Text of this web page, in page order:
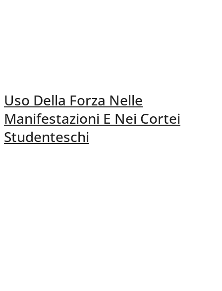
Uso Della Forza Nelle
Manifestazioni E Nei Cortei
Studenteschi